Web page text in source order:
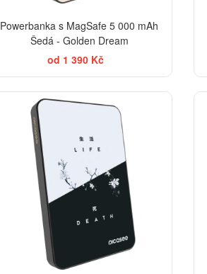
Powerbanka s MagSafe 5 000 mAh
Šedá - Golden Dream
od 1 390 Kč